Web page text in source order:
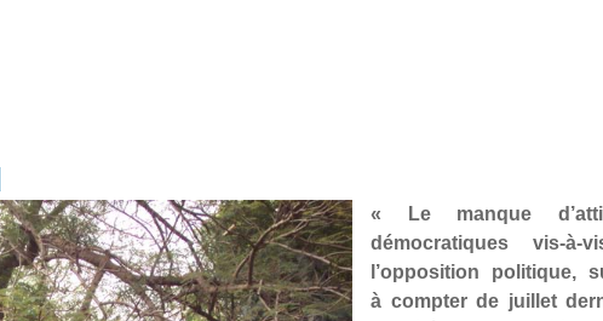
« Le manque
démocratiques vis-à-
l’opposition politique,
à compter de juillet